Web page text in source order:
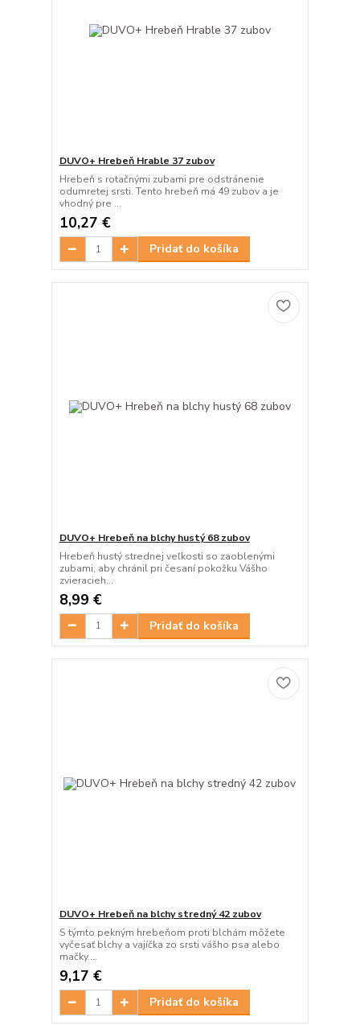
DUVO+ Hrebeň Hrable 37 zubov
Hrebeň s rotačnými zubami pre odstránenie
odumretej srsti. Tento hrebeň má 49 zubov a je
vhodný pre ...
10,27 €
Pridať do košíka
DUVO+ Hrebeň na blchy hustý 68 zubov
Hrebeň hustý strednej veľkosti so zaoblenými
zubami, aby chránil pri česaní pokožku Vášho
zvieracieh...
8,99 €
Pridať do košíka
DUVO+ Hrebeň na blchy stredný 42 zubov
S týmto pekným hrebeňom proti blchám môžete
vyčesať blchy a vajíčka zo srsti vášho psa alebo
mačky....
9,17 €
Pridať do košíka